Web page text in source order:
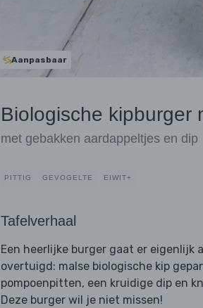
Aanpasbaar
Biologische kipburger
met gebakken aardappeltjes en dip
PITTIG GEVOGELTE EIWIT+
Tafelverhaal
Een heerlijke burger gaat er
overtuigd: malse biologische kip
pompoenpitten, een kruidige dip en
Deze burger wil je niet missen!